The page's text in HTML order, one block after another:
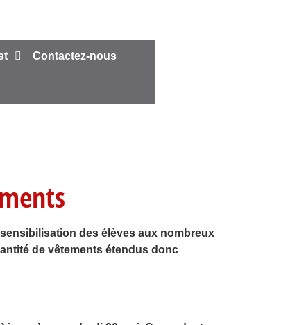
Contactez-nous
des élèves aux nombreux
de vêtements étendus donc